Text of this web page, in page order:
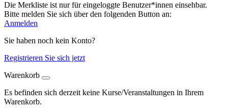
Die Merkliste ist nur für eingeloggte Benutzer*innen einsehbar.
Bitte melden Sie sich über den folgenden Button an:
Anmelden
Sie haben noch kein Konto?
Registrieren Sie sich jetzt
Warenkorb
Es befinden sich derzeit keine Kurse/Veranstaltungen in Ihrem
Warenkorb.